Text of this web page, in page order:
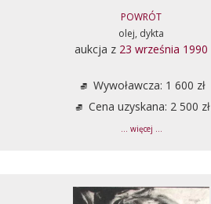
POWRÓT
olej, dykta
aukcja z 23 września 1990
Wywoławcza: 1 600 zł
Cena uzyskana: 2 500 zł
... więcej ...